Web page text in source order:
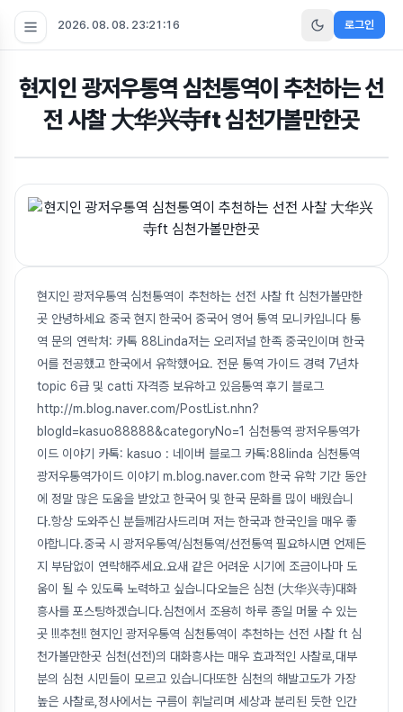
2026. 08. 08. 23:21:17 로그인
현지인 광저우통역 심천통역이 추천하는 선
전 사찰 大华兴寺ft 심천가볼만한곳
현지인 광저우통역 심천통역이 추천하는 선전 사찰 ft 심천가볼만한
곳 안녕하세요 중국 현지 한국어 중국어 영어 통역 모니카입니다 통
역 문의 연락처: 카톡 88Linda저는 오리저널 한족 중국인이며 한국
어를 전공했고 한국에서 유학했어요. 전문 통역 가이드 경력 7년차
topic 6급 및 catti 자격증 보유하고 있음통역 후기 블로그
http://m.blog.naver.com/PostList.nhn?
blogId=kasuo88888&categoryNo=1 심천통역 광저우통역가
이드 이야기 카톡: kasuo : 네이버 블로그 카톡:88linda 심천통역
광저우통역가이드 이야기 m.blog.naver.com 한국 유학 기간 동안
에 정말 많은 도움을 받았고 한국어 및 한국 문화를 믾이 배웠습니
다.항상 도와주신 분들께감사드리며 저는 한국과 한국인을 매우 좋
아합니다.중국 시 광저우통역/심천통역/선전통역 필요하시면 언제든
지 부담없이 연락해주세요.요새 같은 어려운 시기에 조금이나마 도
움이 될 수 있도록 노력하고 싶습니다오늘은 심천 (大华兴寺)대화
흥사를 포스팅하겠습니다.심천에서 조용히 하루 종일 머물 수 있는
곳 !!!추천!! 현지인 광저우통역 심천통역이 추천하는 선전 사찰 ft 심
천가볼만한곳 심천(선전)의 대화흥사는 매우 효과적인 사찰로,대부
분의 심천 시민들이 모르고 있습니다!또한 심천의 해발고도가 가장
높은 사찰로,정사에서는 구름이 휘날리며 세상과 분리된 듯한 인간